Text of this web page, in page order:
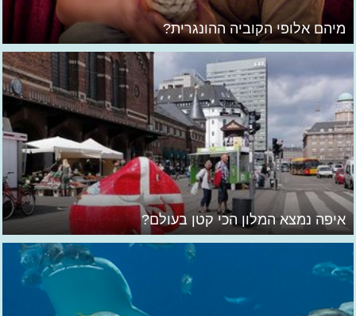
מיהם אלופי הקוביה ההונגרית?
איפה נמצא המלון הכי קטן בעולם?